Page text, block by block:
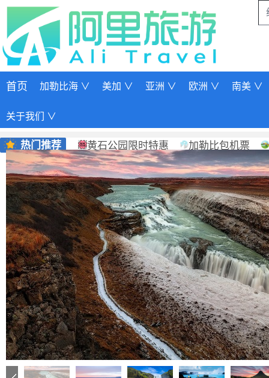
首页 加勒比海 ∨ 美加 ∨ 亚洲 ∨ 欧洲 ∨ 南美 ∨
关于我们 ∨
热门推荐 黄石公园限时特惠
加勒比包机票
黄刀极光
预览